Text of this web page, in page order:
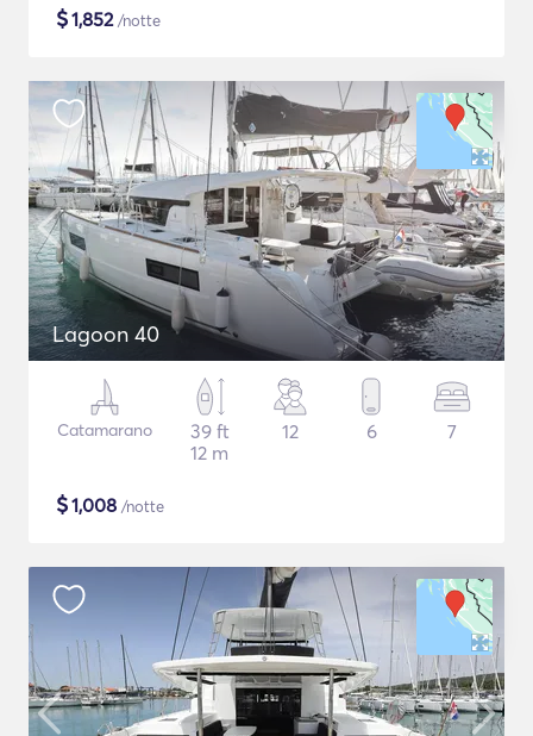
$1,852/notte
Lagoon 40
Catamarano
39 ft
12 m
12 6 7
$1,008 /notte